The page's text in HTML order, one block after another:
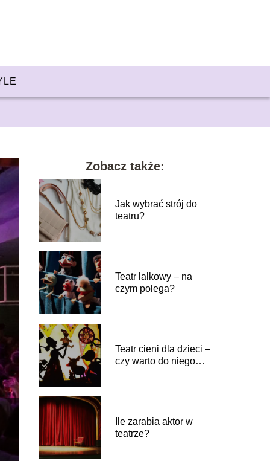
Zobacz także:
Jak wybrać strój do
teatru?
Teatr lalkowy – na
czym polega?
Teatr cieni dla dzieci –
czy warto do niego
Ile zarabia aktor w
teatrze?